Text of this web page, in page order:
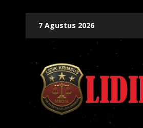
content
7 Agustus 2026